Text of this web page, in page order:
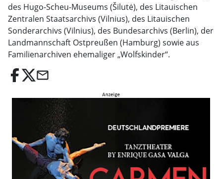
des Hugo-Scheu-Museums (Šilutė), des Litauischen
Zentralen Staatsarchivs (Vilnius), des Litauischen
Sonderarchivs (Vilnius), des Bundesarchivs (Berlin), der
Landmannschaft Ostpreußen (Hamburg) sowie aus
Familienarchiven ehemaliger „Wolfskinder“.
email